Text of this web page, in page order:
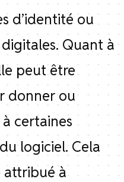
d’identité ou
Quant à
peut être
donner ou
à certaines
logiciel. Cela
à